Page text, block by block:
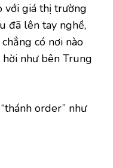
với giá thị trường
đã lên tay nghề,
có nơi nào
hời như bên Trung
order” như